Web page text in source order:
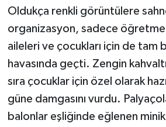
Oldukça renkli görüntülere
organizasyon, sadece
aileleri ve çocukları için de tam
havasında geçti. Zengin kahvaltı
sıra çocuklar için özel olarak
güne damgasını vurdu.
balonlar eşliğinde eğlenen